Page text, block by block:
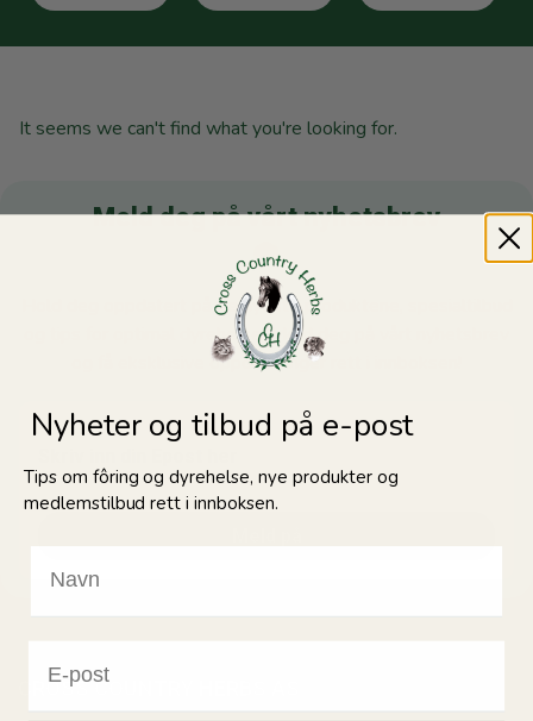
It seems we can't find what you're looking for.
Meld deg på vårt nyhetsbrev
Hold deg oppdatert på de nyeste produktene, spesialtilbud
og tips for optimal dyrehelse. Meld deg på vårt nyhetsbrev
og få eksklusive oppdateringer rett i innboksen!
CROSS COUNTRY HERBS AS
Nyheter og tilbud på e-post
Tips om fôring og dyrehelse, nye produkter og
medlemstilbud rett i innboksen.